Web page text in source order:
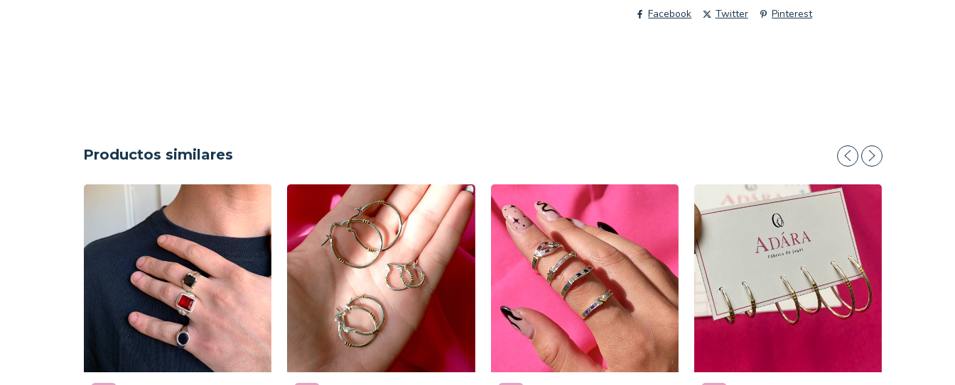
Facebook Twitter Pinterest
Productos similares